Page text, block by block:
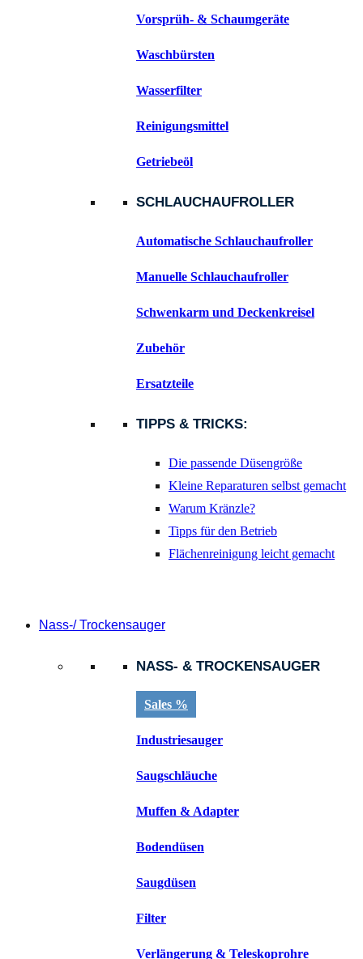
Vorsprüh- & Schaumgeräte
Waschbürsten
Wasserfilter
Reinigungsmittel
Getriebeöl
SCHLAUCHAUFROLLER
Automatische Schlauchaufroller
Manuelle Schlauchaufroller
Schwenkarm und Deckenkreisel
Zubehör
Ersatzteile
TIPPS & TRICKS:
Die passende Düsengröße
Kleine Reparaturen selbst gemacht
Warum Kränzle?
Tipps für den Betrieb
Flächenreinigung leicht gemacht
Nass-/ Trockensauger
NASS- & TROCKENSAUGER
Sales %
Industriesauger
Saugschläuche
Muffen & Adapter
Bodendüsen
Saugdüsen
Filter
Verlängerung & Teleskoprohre